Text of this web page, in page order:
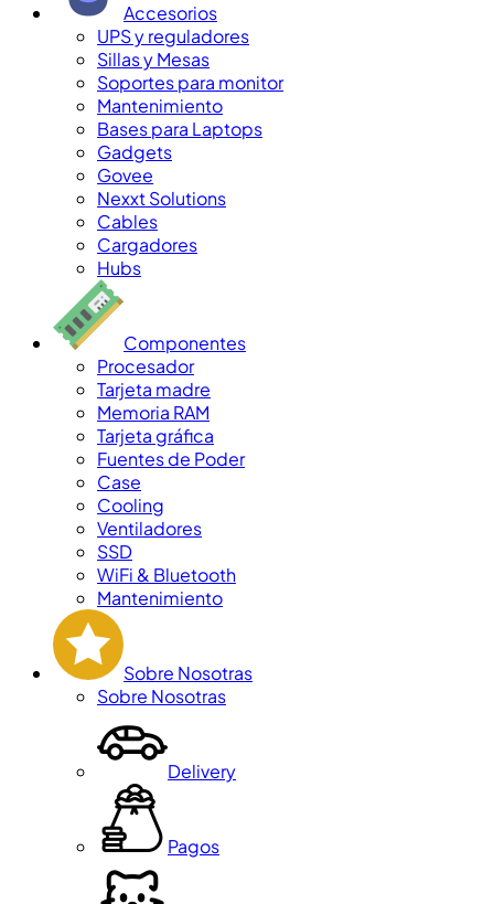
Accesorios
UPS y reguladores
Sillas y Mesas
Soportes para monitor
Mantenimiento
Bases para Laptops
Gadgets
Govee
Nexxt Solutions
Cables
Cargadores
Hubs
Componentes
Procesador
Tarjeta madre
Memoria RAM
Tarjeta gráfica
Fuentes de Poder
Case
Cooling
Ventiladores
SSD
WiFi & Bluetooth
Mantenimiento
Sobre Nosotras
Sobre Nosotras
Delivery
Pagos